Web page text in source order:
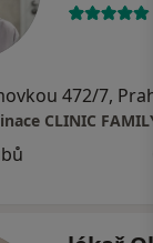
472/7,
CLINIC